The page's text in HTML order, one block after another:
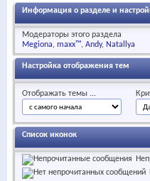
Информация о разделе и
Модераторы этого раздела
Megiona maxx™ Andy Natallya
Настройка отображения тем
Отображать темы ...
Список иконок